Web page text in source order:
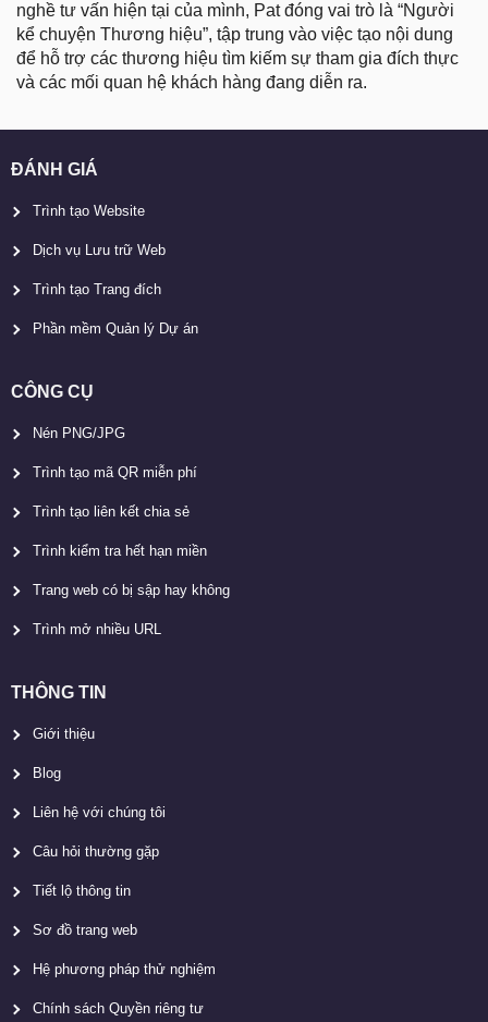
nghề tư vấn hiện tại của mình, Pat đóng vai trò là “Người
kể chuyện Thương hiệu”, tập trung vào việc tạo nội dung
để hỗ trợ các thương hiệu tìm kiếm sự tham gia đích thực
và các mối quan hệ khách hàng đang diễn ra.
ĐÁNH GIÁ
Trình tạo Website
Dịch vụ Lưu trữ Web
Trình tạo Trang đích
Phần mềm Quản lý Dự án
CÔNG CỤ
Nén PNG/JPG
Trình tạo mã QR miễn phí
Trình tạo liên kết chia sẻ
Trình kiểm tra hết hạn miền
Trang web có bị sập hay không
Trình mở nhiều URL
THÔNG TIN
Giới thiệu
Blog
Liên hệ với chúng tôi
Câu hỏi thường gặp
Tiết lộ thông tin
Sơ đồ trang web
Hệ phương pháp thử nghiệm
Chính sách Quyền riêng tư